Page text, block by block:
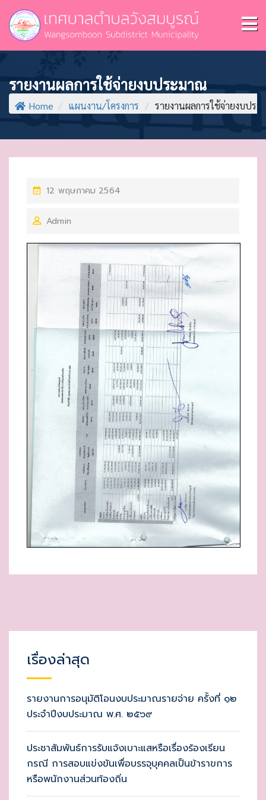
รายงานผลการใช้จ่ายงบประมาณ
Home / แผนงาน/โครงการ / รายงานผลการใช้จ่ายงบปร
P
S
12 พฤษภาคม 2564
Admin
เรื่องล่าสุด
รายงานการอนุมัติโอนงบประมาณรายจ่าย ครั้งที่ ๑๒
ประจำปีงบประมาณ พ.ศ. ๒๕๖๙
ประชาสัมพันธ์การรับแจ้งเบาะแสหรือเรื่องร้องเรียน
กรณี การสอบแข่งขันเพื่อบรรจุบุคคลเป็นข้าราขการ
หรือพนักงานส่วนท้องถิ่น